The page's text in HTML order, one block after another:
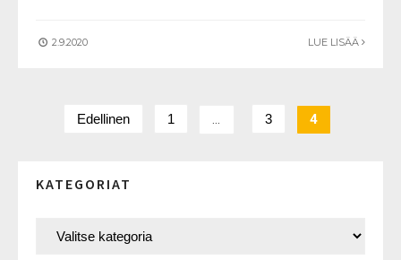
2.9.2020 LUE LISÄÄ
Edellinen 1 … 3 4
KATEGORIAT